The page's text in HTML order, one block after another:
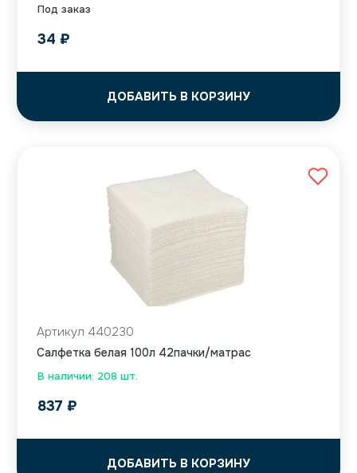
Под заказ
34 ₽
ДОБАВИТЬ В КОРЗИНУ
В наличии: 208 шт.
Артикул 440230
Салфетка белая 100л 42пачки/матрас
837 ₽
ДОБАВИТЬ В КОРЗИНУ